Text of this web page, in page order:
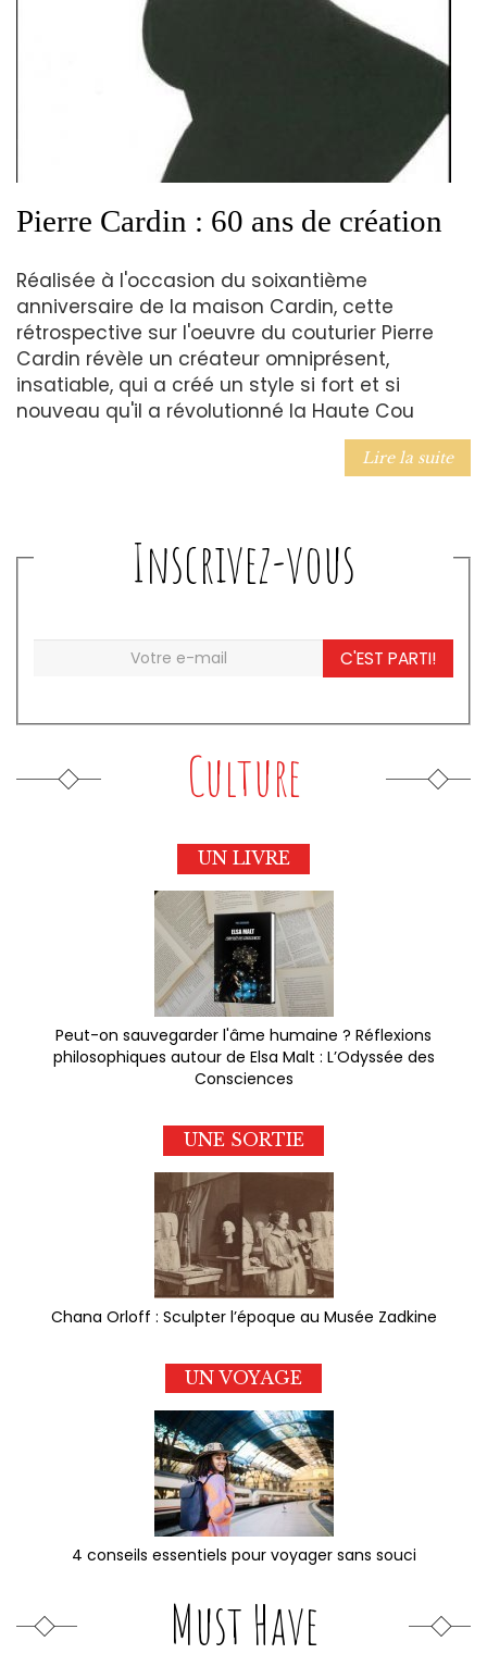
Pierre Cardin : 60 ans de création
Réalisée à l'occasion du soixantième
anniversaire de la maison Cardin, cette
rétrospective sur l'oeuvre du couturier Pierre
Cardin révèle un créateur omniprésent,
insatiable, qui a créé un style si fort et si
nouveau qu'il a révolutionné la Haute Cou
Lire la suite
Inscrivez-vous
C'EST PARTI!
Culture
UN LIVRE
Peut-on sauvegarder l'âme humaine ? Réflexions
philosophiques autour de Elsa Malt : L’Odyssée des
Consciences
UNE SORTIE
Chana Orloff : Sculpter l’époque au Musée Zadkine
UN VOYAGE
4 conseils essentiels pour voyager sans souci
Must Have